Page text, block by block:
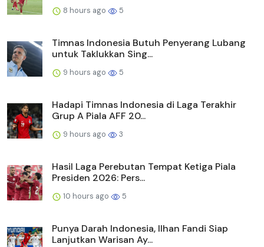
8 hours ago 5
Timnas Indonesia Butuh Penyerang Lubang
untuk Taklukkan Sing...
9 hours ago 5
Hadapi Timnas Indonesia di Laga Terakhir
Grup A Piala AFF 20...
9 hours ago 3
Hasil Laga Perebutan Tempat Ketiga Piala
Presiden 2026: Pers...
10 hours ago 5
Punya Darah Indonesia, Ilhan Fandi Siap
Lanjutkan Warisan Ay...